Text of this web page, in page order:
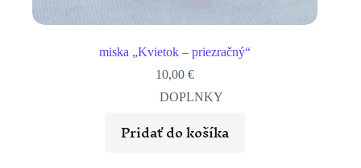
miska „Kvietok – priezračný“
10,00€
DOPLNKY
Pridať do košíka